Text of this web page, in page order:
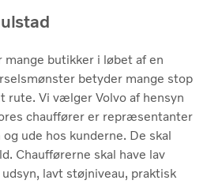
butikker i løbet af en
betyder mange stop
rute. Vi vælger Volvo af hensyn
ude hos kunderne. De skal
Chaufførerne skal have lav
lavt støjniveau, praktisk